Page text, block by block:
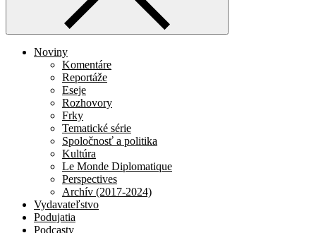
Noviny
Komentáre
Reportáže
Eseje
Rozhovory
Frky
Tematické série
Spoločnosť a politika
Kultúra
Le Monde Diplomatique
Perspectives
Archív (2017-2024)
Vydavateľstvo
Podujatia
Podcasty